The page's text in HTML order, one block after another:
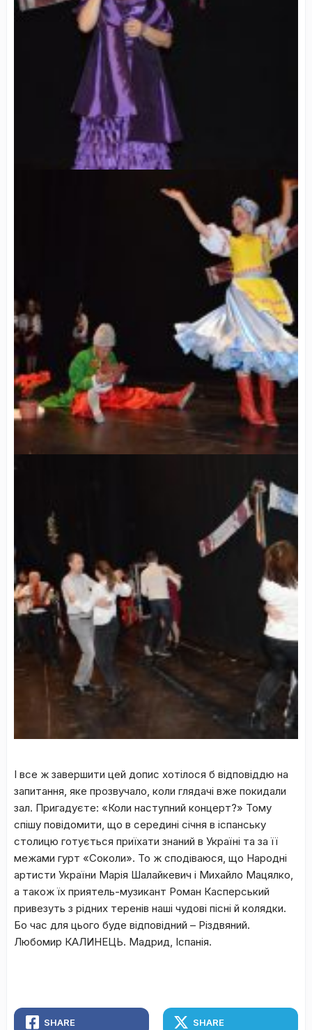
І все ж завершити цей допис хотілося б відповіддю на
запитання, яке прозвучало, коли глядачі вже покидали
зал. Пригадуєте: «Коли наступний концерт?» Тому
спішу повідомити, що в середині січня в іспанську
столицю готується приїхати знаний в Україні та за її
межами гурт «Соколи». То ж сподіваюся, що Народні
артисти України Марія Шалайкевич і Михайло Мацялко,
а також їх приятель-музикант Роман Касперський
привезуть з рідних теренів наші чудові пісні й колядки.
Бо час для цього буде відповідний – Різдвяний.
Любомир КАЛИНЕЦЬ. Мадрид, Іспанія.
SHARE SHARE